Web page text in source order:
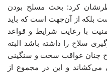
کرد: بحث مسلح بودن
بلکه از آن‌جهت است که باید
با رعایت شرایط و قواعد
سلاح را داشته باشد البته
چنان عواقب سخت و سنگینی
می‌کشاند و این در مجموع از